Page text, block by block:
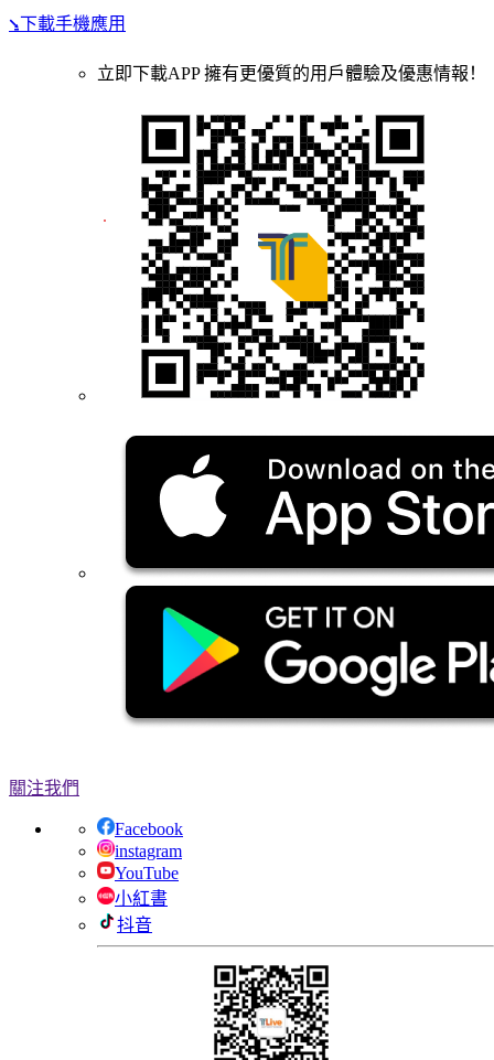
⭸下載手機應用
立即下載APP 擁有更優質的用戶體驗及優惠情報！
關注我們
Facebook
instagram
YouTube
小紅書
抖音